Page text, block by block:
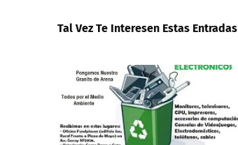
Tal Vez Te Interesen Estas Entradas